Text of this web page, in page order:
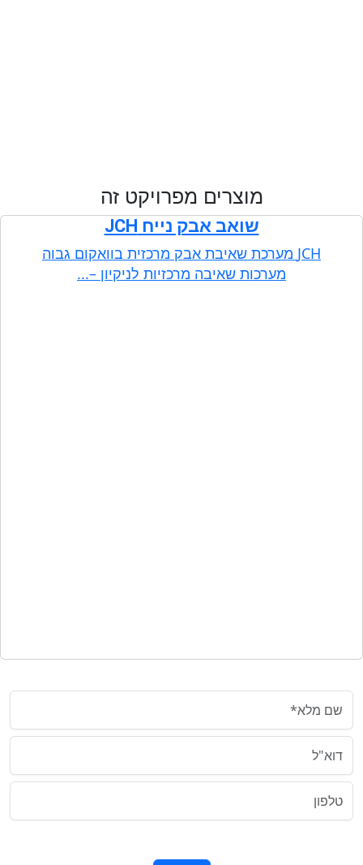
מוצרים מפרויקט זה
שואב אבק נייח JCH
JCH מערכת שאיבת אבק מרכזית בוואקום גבוה
מערכות שאיבה מרכזיות לניקיון –...